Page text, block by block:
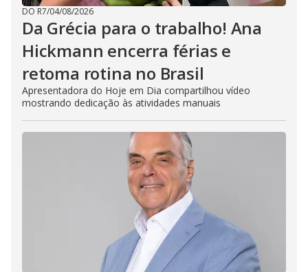
DO R7/04/08/2026
Da Grécia para o trabalho! Ana
Hickmann encerra férias e
retoma rotina no Brasil
Apresentadora do Hoje em Dia compartilhou vídeo
mostrando dedicação às atividades manuais